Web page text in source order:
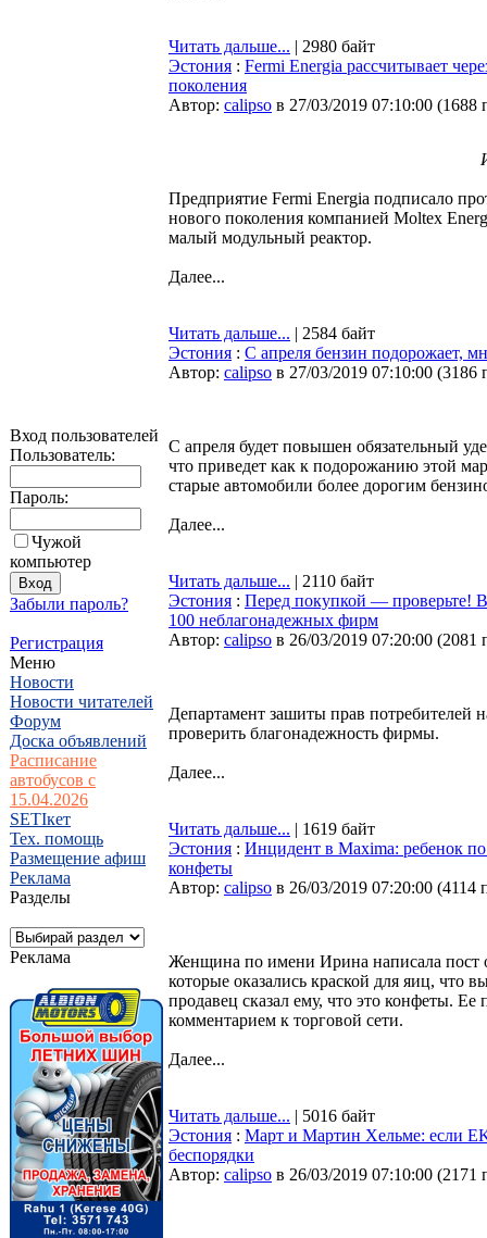
Вход пользователей
Пользователь:
Пароль:
Чужой
компьютер
Забыли пароль?
Регистрация
Меню
Новости
Новости читателей
Форум
Доска объявлений
Расписание
автобусов с
15.04.2026
SETIкет
Тех. помощь
Размещение афиш
Реклама
Разделы
Реклама
Читать дальше... | 2980 байт
Эстония : Fermi Energia рассчитывает
поколения
Автор: calipso в 27/03/2019 07:10:00 (1688
Предприятие Fermi Energia подписало
нового поколения компанией Moltex
малый модульный реактор.
Далее...
Читать дальше... | 2584 байт
Эстония : С апреля бензин подорожает,
Автор: calipso в 27/03/2019 07:10:00 (3186
С апреля будет повышен обязательный
что приведет как к подорожанию этой
старые автомобили более дорогим
Далее...
Читать дальше... | 2110 байт
Эстония : Перед покупкой — проверьте!
100 неблагонадежных фирм
Автор: calipso в 26/03/2019 07:20:00 (2081
Департамент зашиты прав потребителей
проверить благонадежность фирмы.
Далее...
Читать дальше... | 1619 байт
Эстония : Инцидент в Maxima: ребенок
конфеты
Автор: calipso в 26/03/2019 07:20:00 (4114
Женщина по имени Ирина написала пост
которые оказались краской для яиц, что
продавец сказал ему, что это конфеты.
комментарием к торговой сети.
Далее...
Читать дальше... | 5016 байт
Эстония : Март и Мартин Хельме: если
беспорядки
Автор: calipso в 26/03/2019 07:10:00 (2171